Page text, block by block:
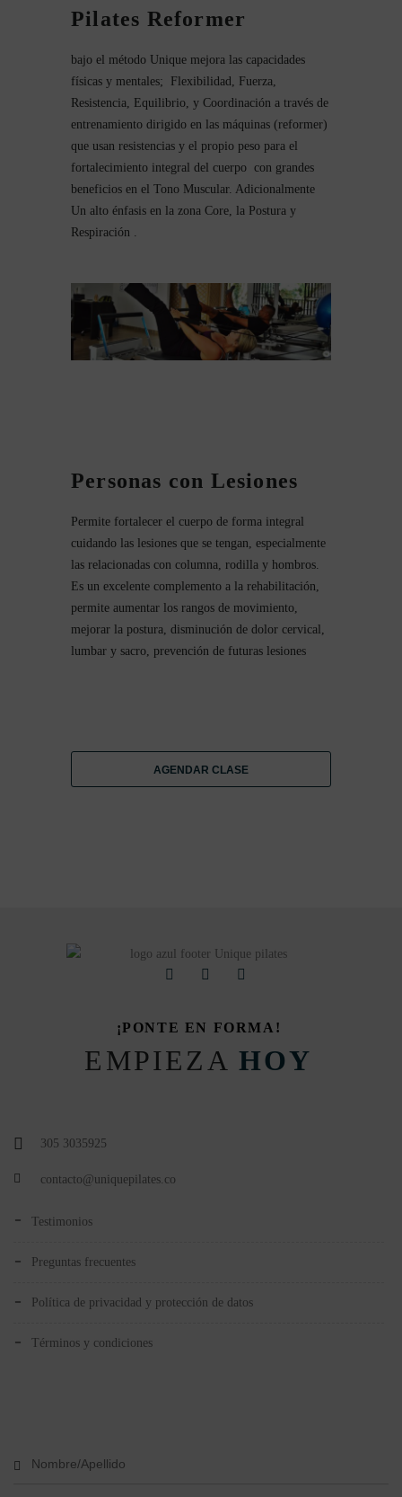
Pilates Reformer
bajo el método Unique mejora las capacidades
físicas y mentales; Flexibilidad, Fuerza,
Resistencia, Equilibrio, y Coordinación a través de
entrenamiento dirigido en las máquinas (reformer)
que usan resistencias y el propio peso para el
fortalecimiento integral del cuerpo con grandes
beneficios en el Tono Muscular. Adicionalmente
Un alto énfasis en la zona Core, la Postura y
Respiración .
Personas con Lesiones
Permite fortalecer el cuerpo de forma integral
cuidando las lesiones que se tengan, especialmente
las relacionadas con columna, rodilla y hombros.
Es un excelente complemento a la rehabilitación,
permite aumentar los rangos de movimiento,
mejorar la postura, disminución de dolor cervical,
lumbar y sacro, prevención de futuras lesiones
AGENDAR CLASE
¡PONTE EN FORMA!
EMPIEZA HOY
305 3035925
contacto@uniquepilates.co
testimonios
preguntas frecuentes
política de privacidad y protección de datos
términos y condiciones